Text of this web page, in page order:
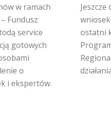
w ramach
Fundusz
service
gotowych
o
i ekspertów.
Jeszcze
ostatni